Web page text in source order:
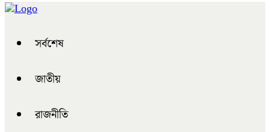
সর্বশেষ
জাতীয়
রাজনীতি